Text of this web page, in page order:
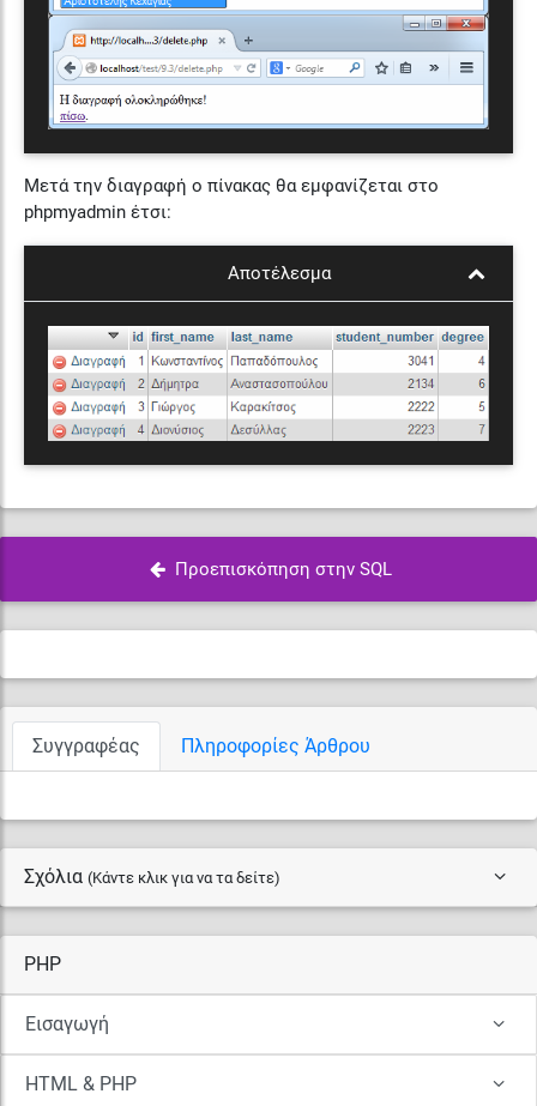
Μετά την διαγραφή ο πίνακας θα εμφανίζεται στο
phpmyadmin έτσι:
Αποτέλεσμα
Προεπισκόπηση στην SQL
Συγγραφέας Πληροφορίες Άρθρου
Σχόλια (Κάντε κλικ για να τα δείτε)
PHP
Εισαγωγή
HTML & PHP